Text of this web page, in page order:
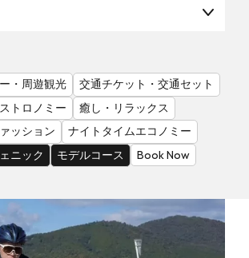
・周遊観光
交通チケット・交通セット
トロノミー
癒し・リラックス
ッション
ナイトタイムエコノミー
ニック モデルコース Book Now